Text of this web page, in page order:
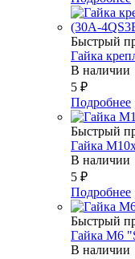
Быстрый
Гайка
В наличии
5 ₽
Подробнее
Быстрый
Гайка
В наличии
5 ₽
Подробнее
Быстрый
Гайка М6
В наличии